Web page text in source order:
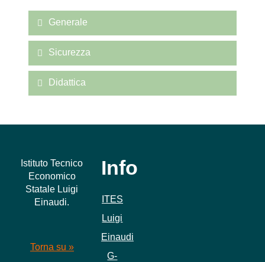
Generale
Sicurezza
Didattica
Istituto Tecnico
Economico
Statale Luigi
Einaudi.
Torna su »
Info
ITES
Luigi
Einaudi
G-